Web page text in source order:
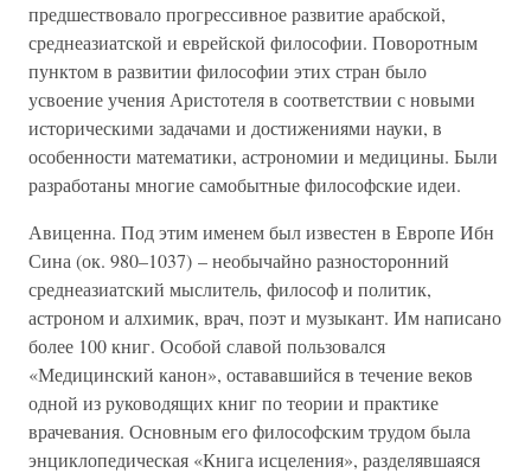
предшествовало прогрессивное развитие арабской,
среднеазиатской и еврейской философии. Поворотным
пунктом в развитии философии этих стран было
усвоение учения Аристотеля в соответствии с новыми
историческими задачами и достижениями науки, в
особенности математики, астрономии и медицины. Были
разработаны многие самобытные философские идеи.
Авиценна. Под этим именем был известен в Европе Ибн
Сина (ок. 980–1037) – необычайно разносторонний
среднеазиатский мыслитель, философ и политик,
астроном и алхимик, врач, поэт и музыкант. Им написано
более 100 книг. Особой славой пользовался
«Медицинский канон», остававшийся в течение веков
одной из руководящих книг по теории и практике
врачевания. Основным его философским трудом была
энциклопедическая «Книга исцеления», разделявшаяся